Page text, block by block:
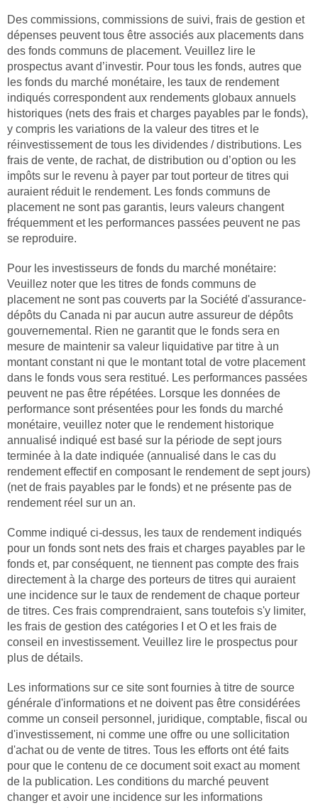
Des commissions, commissions de suivi, frais de gestion et
dépenses peuvent tous être associés aux placements dans
des fonds communs de placement. Veuillez lire le
prospectus avant d’investir. Pour tous les fonds, autres que
les fonds du marché monétaire, les taux de rendement
indiqués correspondent aux rendements globaux annuels
historiques (nets des frais et charges payables par le fonds),
y compris les variations de la valeur des titres et le
réinvestissement de tous les dividendes / distributions. Les
frais de vente, de rachat, de distribution ou d’option ou les
impôts sur le revenu à payer par tout porteur de titres qui
auraient réduit le rendement. Les fonds communs de
placement ne sont pas garantis, leurs valeurs changent
fréquemment et les performances passées peuvent ne pas
se reproduire.
Pour les investisseurs de fonds du marché monétaire:
Veuillez noter que les titres de fonds communs de
placement ne sont pas couverts par la Société d'assurance-
dépôts du Canada ni par aucun autre assureur de dépôts
gouvernemental. Rien ne garantit que le fonds sera en
mesure de maintenir sa valeur liquidative par titre à un
montant constant ni que le montant total de votre placement
dans le fonds vous sera restitué. Les performances passées
peuvent ne pas être répétées. Lorsque les données de
performance sont présentées pour les fonds du marché
monétaire, veuillez noter que le rendement historique
annualisé indiqué est basé sur la période de sept jours
terminée à la date indiquée (annualisé dans le cas du
rendement effectif en composant le rendement de sept jours)
(net de frais payables par le fonds) et ne présente pas de
rendement réel sur un an.
Comme indiqué ci-dessus, les taux de rendement indiqués
pour un fonds sont nets des frais et charges payables par le
fonds et, par conséquent, ne tiennent pas compte des frais
directement à la charge des porteurs de titres qui auraient
une incidence sur le taux de rendement de chaque porteur
de titres. Ces frais comprendraient, sans toutefois s'y limiter,
les frais de gestion des catégories I et O et les frais de
conseil en investissement. Veuillez lire le prospectus pour
plus de détails.
Les informations sur ce site sont fournies à titre de source
générale d'informations et ne doivent pas être considérées
comme un conseil personnel, juridique, comptable, fiscal ou
d'investissement, ni comme une offre ou une sollicitation
d'achat ou de vente de titres. Tous les efforts ont été faits
pour que le contenu de ce document soit exact au moment
de la publication. Les conditions du marché peuvent
changer et avoir une incidence sur les informations